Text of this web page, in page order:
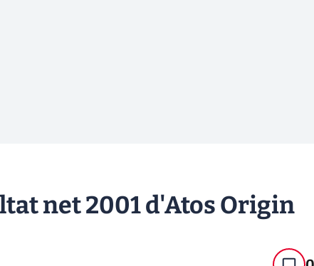
net 2001 d'Atos Origin